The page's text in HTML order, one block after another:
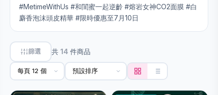
#MetimeWithUs #和閨蜜一起逆齡 #熔岩女神CO2面膜 #白
麝香泡沫頭皮精華 #限時優惠至7月10日
篩選 共 14 件商品